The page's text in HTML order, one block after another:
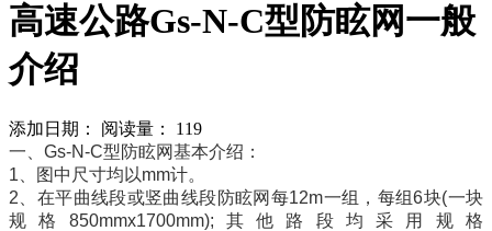
高速公路Gs-N-C型防眩网一般
介绍
添加日期： 阅读量： 119
一、Gs-N-C型防眩网基本介绍：
1、图中尺寸均以mm计。
2、在平曲线段或竖曲线段防眩网每12m一组，每组6块(一块
规格850mmx1700mm);其他路段均采用规格